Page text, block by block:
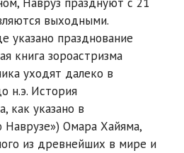
выходными.
указано празднование
книга зороастризма
уходят далеко в
н.э. История
как указано в
Наврузе») Омара Хайяма,
из древнейших в мире и